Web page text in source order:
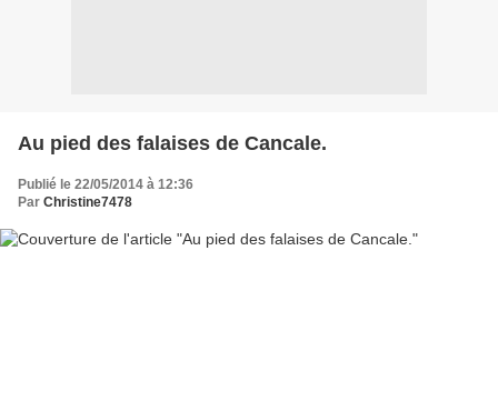
Au pied des falaises de Cancale.
Publié le 22/05/2014 à 12:36
Par Christine7478